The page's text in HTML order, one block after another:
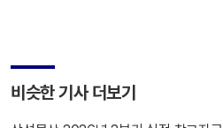
비슷한 기사 더보기